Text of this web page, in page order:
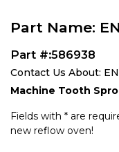
Part Name:
Part #:586938
Contact Us About:
Machine Tooth
Fields with * are
new reflow oven!